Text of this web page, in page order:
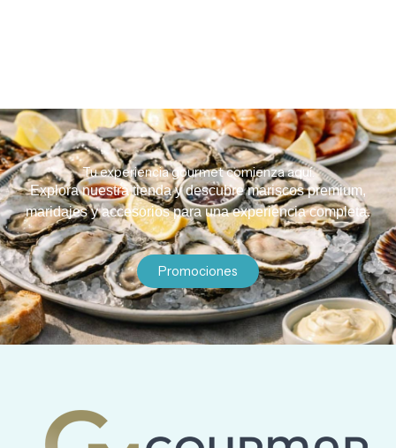
Tu experiencia gourmet comienza aquí.
Explora nuestra tienda y descubre mariscos premium,
maridajes y accesorios para una experiencia completa.
Promociones